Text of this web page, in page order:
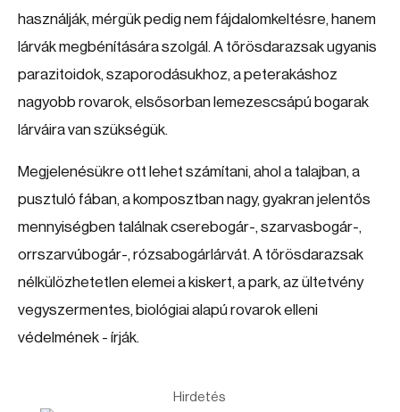
használják, mérgük pedig nem fájdalomkeltésre, hanem
lárvák megbénítására szolgál. A tőrösdarazsak ugyanis
parazitoidok, szaporodásukhoz, a peterakáshoz
nagyobb rovarok, elsősorban lemezescsápú bogarak
lárváira van szükségük.
Megjelenésükre ott lehet számítani, ahol a talajban, a
pusztuló fában, a komposztban nagy, gyakran jelentős
mennyiségben találnak cserebogár-, szarvasbogár-,
orrszarvúbogár-, rózsabogárlárvát. A tőrösdarazsak
nélkülözhetetlen elemei a kiskert, a park, az ültetvény
vegyszermentes, biológiai alapú rovarok elleni
védelmének - írják.
Hirdetés